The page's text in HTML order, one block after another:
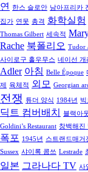
연
한스 슬로안 남아프리카
집가 연못 총격 화학실험
Thomas Gilbert 세속적
Rache 북폴리오 Tudor
사이로구 홀우무스 네이선 개
Adler 아침 Belle Époque
제
육체적 외모 Georgian
전쟁 튜더 양식 1984년
딕트 컴버배치
블랙아
Goldini’s Restaurant 창백해진
폭포
1945년 스트랜드매거
Sussex 샤이록 콤쓰 Lestrade
일본 그라나다 TV 사